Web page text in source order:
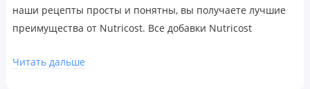
наши рецепты просты и понятны, вы получаете лучшие
преимущества от Nutricost. Все добавки Nutricost
надлежащей производственной практики (GMP), содержат
Читать дальше